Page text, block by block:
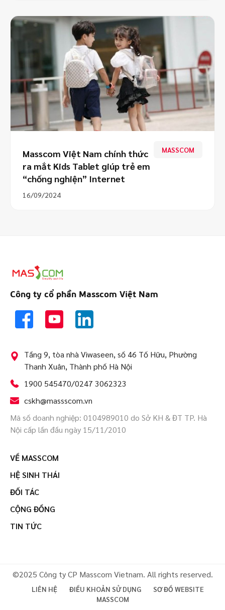
MASSCOM
Masscom Việt Nam chính thức
ra mắt Kids Tablet giúp trẻ em
“chống nghiện” Internet
16/09/2024
Công ty cổ phần Masscom Việt Nam
Tầng 9, tòa nhà Viwaseen, số 46 Tố Hữu, Phường
Thanh Xuân, Thành phố Hà Nội
1900 545470/0247 3062323
cskh@massscom.vn
Mã số doanh nghiệp: 0104989010 do Sở KH & ĐT TP. Hà
Nội cấp lần đầu ngày 15/11/2010
VỀ MASSCOM
HỆ SINH THÁI
ĐỐI TÁC
CỘNG ĐỒNG
TIN TỨC
©2025 Công ty CP Masscom Vietnam. All rights reserved.
LIÊN HỆ ĐIỀU KHOẢN SỬ DỤNG
SƠ ĐỒ WEBSITE
MASSCOM